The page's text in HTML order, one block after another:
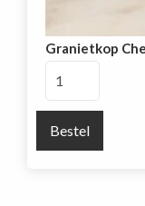
Granietkop
Rousanne
Bestel